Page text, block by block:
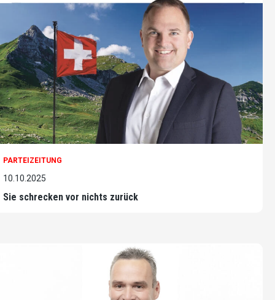
PARTEIZEITUNG
10.10.2025
Sie schrecken vor nichts zurück